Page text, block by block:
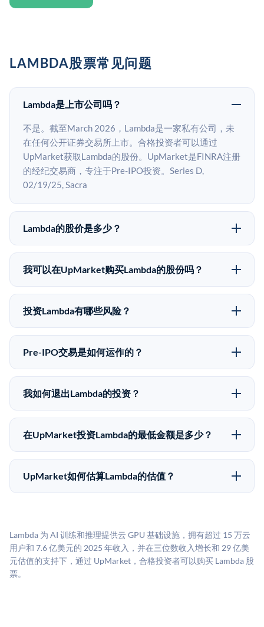
LAMBDA股票常见问题
Lambda是上市公司吗？
不是。截至March 2026，Lambda是一家私有公司，未
在任何公开证券交易所上市。合格投资者可以通过
UpMarket获取Lambda的股份。UpMarket是FINRA注册
的经纪交易商，专注于Pre-IPO投资。Series D,
02/19/25, Sacra
Lambda的股价是多少？
Lambda没有公开股价，因为它是一家私有公司。最近的
已知股价来自其最近一轮融资。Series D, 02/19/25,
而与最近一轮融资价格有所不同。
我可以在UpMarket购买Lambda的股份吗？
可以。合格投资者可以通过填写本页表单或在
upmarket.co创建账户来表达对Lambda股份的投资意
50,000美元。UpMarket是FINRA注册的经纪交易商，
自2019年以来已经纪超过5亿美元的另类投资。
投资Lambda有哪些风险？
Pre-IPO投资存在重大风险。Lambda的股份流动性低，
意味着没有公开市场可以快速出售。不存在确定的退出
好可能全部损失的准备。私有公司的估值在融资轮次之
间可能大幅波动。投资者应在投资前咨询其财务顾问并
Pre-IPO交易是如何运作的？
在Pre-IPO交易中，合格投资者通过二级市场平台从现有
股东（如员工、早期投资者或其他持有人）处购买股
为FINRA注册的经纪交易商促成这些交易，代表双方处
理合规、文件和结算事宜。
我如何退出Lambda的投资？
Pre-IPO持股主要有两种退出途径：在二级市场将股份出
售给其他买家，或持有直到公司完成IPO或被收购。两
市场条件。任何退出的时间都是不可预测的，投资者应
做好多年持有的准备。
在UpMarket投资Lambda的最低金额是多少？
UpMarket上大多数Pre-IPO产品的最低投资金额为
50,000美元。具体金额可能因产品和股份供应情况而有
UpMarket如何估算Lambda的估值？
司可比倍数应用私有公司折扣，以反映流动性不足和信
息不对称。此估值不构成投资建议，可能与实际交易价
Lambda 为 AI 训练和推理提供云 GPU 基础设施，拥有超过 15 万云
用户和 7.6 亿美元的 2025 年收入，并在三位数收入增长和 29 亿美
元估值的支持下，通过 UpMarket，合格投资者可以购买 Lambda 股
票。